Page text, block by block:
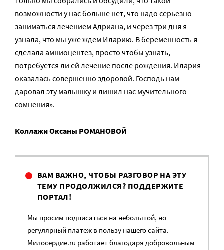
возможности у нас больше нет, что надо серьезно
заниматься лечением Адриана, и через три дня я
узнала, что мы уже ждем Иларию. В беременность я
сделала амниоцентез, просто чтобы узнать,
потребуется ли ей лечение после рождения. Илария
оказалась совершенно здоровой. Господь нам
даровал эту малышку и лишил нас мучительного
сомнения».
Коллажи Оксаны РОМАНОВОЙ
ВАМ ВАЖНО, ЧТОБЫ РАЗГОВОР НА ЭТУ
ТЕМУ ПРОДОЛЖИЛСЯ? ПОДДЕРЖИТЕ
ПОРТАЛ!
Мы просим подписаться на небольшой, но
регулярный платеж в пользу нашего сайта.
Милосердие.ru работает благодаря добровольным